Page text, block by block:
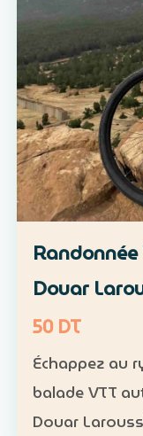
Douar
50 DT
Échappez au
balade VTT
Douar